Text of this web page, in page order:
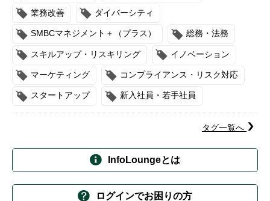
業務改善 ダイバーシティ
SMBCマネジメント＋（プラス） 総務・法務
スキルアップ・リスキリング イノベーション
マーケティング コンプライアンス・リスク対応
スタートアップ 新入社員・若手社員
タグ一覧へ
InfoLoungeとは
ログインでお困りの方